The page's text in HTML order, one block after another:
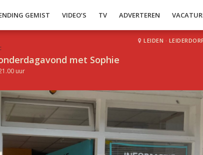
GEMIST VIDEO’S TV ADVERTEREN
met Sophie
uur
LEIDEN ·